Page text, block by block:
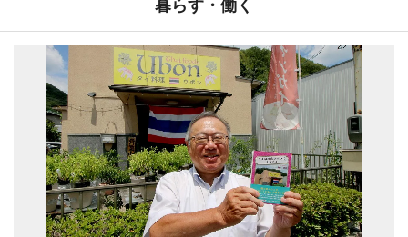
暮らす・働く